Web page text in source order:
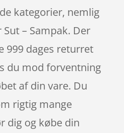
kategorier, nemlig
Sut – Sampak. Der
999 dages returret
du mod forventning
af din vare. Du
rigtig mange
dig og købe din